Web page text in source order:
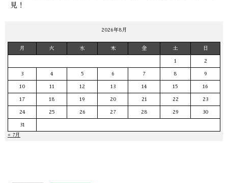
見！
2026年8月
月 火 水 木 金 土 日
1 2
3 4 5 6 7 8 9
10 11 12 13 14 15 16
17 18 19 20 21 22 23
24 25 26 27 28 29 30
31
« 7月